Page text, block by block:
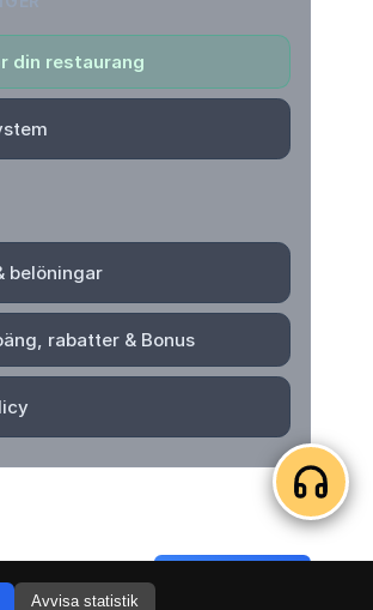
Avvisa statistik
din restaurang
belöningar
rabatter & Bonus